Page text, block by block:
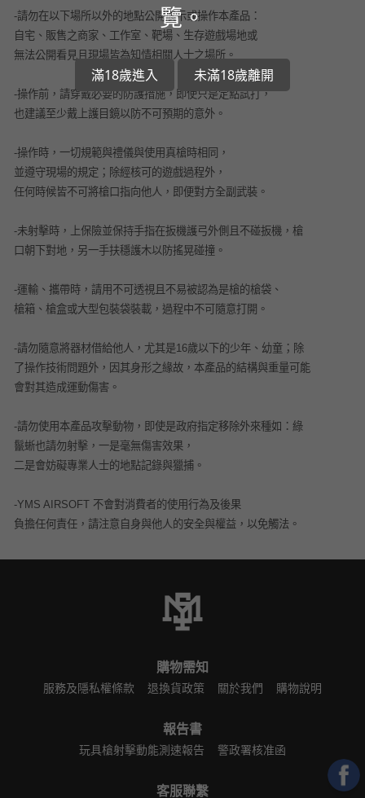
-請勿在以下場所以外的地點公開展示或操作本產品：
自宅、販售之商家、工作室、靶場、生存遊戲場地或
無法公開看見且現場皆為知情相關人士之場所。
-操作前，請穿戴必要的防護措施，即使只是定點試打，
也建議至少戴上護目鏡以防不可預期的意外。
-操作時，一切規範與禮儀與使用真槍時相同，
並遵守現場的規定；除經核可的遊戲過程外，
任何時候皆不可將槍口指向他人，即便對方全副武裝。
-未射擊時，上保險並保持手指在扳機護弓外側且不碰扳機，槍
口朝下對地，另一手扶穩護木以防搖晃碰撞。
-運輸、攜帶時，請用不可透視且不易被認為是槍的槍袋、
槍箱、槍盒或大型包裝袋裝載，過程中不可隨意打開。
-請勿隨意將器材借給他人，尤其是16歲以下的少年、幼童；除
了操作技術問題外，因其身形之緣故，本產品的結構與重量可能
會對其造成運動傷害。
-請勿使用本產品攻擊動物，即使是政府指定移除外來種如：綠
鬣蜥也請勿射擊，一是毫無傷害效果，
二是會妨礙專業人士的地點記錄與獵捕。
-YMS AIRSOFT 不會對消費者的使用行為及後果
負擔任何責任，請注意自身與他人的安全與權益，以免觸法。
購物需知
服務及隱私權條款 退換貨政策 關於我們 購物說明
報告書
玩具槍射擊動能測速報告 警政署核准函
客服聯繫
覽。
滿18歲進入 未滿18歲離開